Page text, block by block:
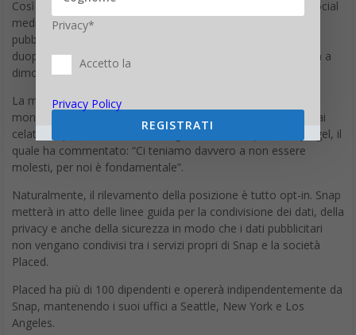
Così come avviene con i suoi competitor nell’industria dei social
media, Snap ottiene la maggior parte delle sue entrate dalla
pubblicità mobile e con questa mossa spera interrompere il
duopolio spartito tra Facebook e Google, sempre che riesca a
dimostrare che anche i suoi annunci funzionano.
La mossa sembra essere un passo in avanti verso il
monitoraggio online, andando un po’ contro al disprezzo mai
celato da parte dell’ex direttore generale di Snap, Evan Spiegel, il
quale ha commentato: “Ci teniamo davvero a non essere
molesti, per noi è fondamentale”.
Naturalmente, il rilevamento della posizione è tutto opt-in. Snap
metterà in atto delle linee guida per la condivisione dei dati, della
privacy e anche della sicurezza in modo che i dati pubblicitari
non vengano condivisi tra i servizi propri di Snap e la società
Placed.
Placed ha più di 100 dipendenti e opererà indipendentemente da
Snap, mantenendo i suoi uffici a Seattle, New York e Los
Angeles.
Privacy*
Accetto la
Privacy Policy
REGISTRATI